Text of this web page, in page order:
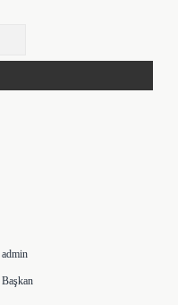
admin
Başkan